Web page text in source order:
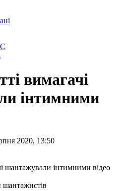
вимагачі
інтимними
2020, 13:50
шантажистів